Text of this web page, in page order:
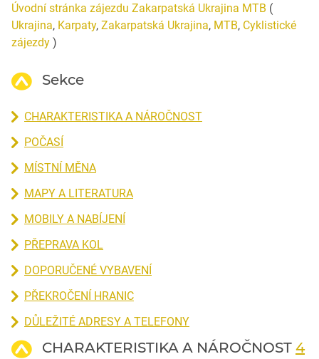
Úvodní stránka zájezdu Zakarpatská Ukrajina MTB (
Ukrajina, Karpaty, Zakarpatská Ukrajina, MTB, Cyklistické
zájezdy )
Sekce
CHARAKTERISTIKA A NÁROČNOST
POČASÍ
MÍSTNÍ MĚNA
MAPY A LITERATURA
MOBILY A NABÍJENÍ
PŘEPRAVA KOL
DOPORUČENÉ VYBAVENÍ
PŘEKROČENÍ HRANIC
DŮLEŽITÉ ADRESY A TELEFONY
CHARAKTERISTIKA A NÁROČNOST 4